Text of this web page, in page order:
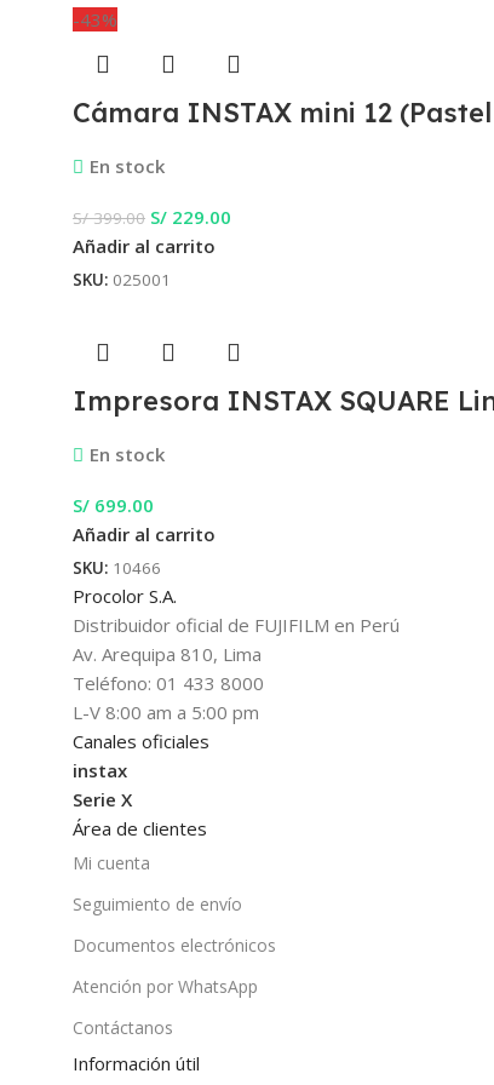
-43%
Cámara INSTAX mini 12
En stock
S/399.00 S/ 229.00
Añadir al carrito
SKU: 025001
Impresora INSTAX SQUARE
En stock
S/ 699.00
Añadir al carrito
SKU: 10466
Procolor S.A.
Distribuidor oficial de FUJIFILM en Perú
Av. Arequipa 810, Lima
Teléfono: 01 433 8000
L-V 8:00 am a 5:00 pm
Canales oficiales
instax
Serie X
Área de clientes
Mi cuenta
Seguimiento de envío
Documentos electrónicos
Atención por WhatsApp
Contáctanos
Información útil